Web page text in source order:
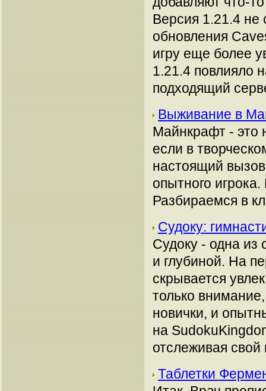
Версия 1.21.4 не
обновления
игру еще более
1.21.4 повлияло
подходящий
Выживание в
Майнкрафт - это
если в
настоящий
опытного
Разбираемся в
Судоку:
Судоку - одна из
и глубиной. На
скрывается
только
новички, и
на
отслеживая свой
Таблетки